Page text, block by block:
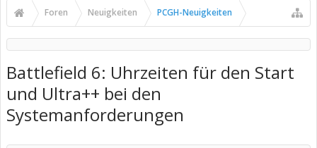
Foren Neuigkeiten PCGH-Neuigkeiten
Battlefield 6: Uhrzeiten für den Start
und Ultra++ bei den
Systemanforderungen